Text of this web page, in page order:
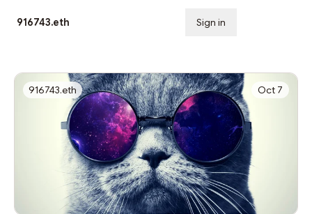
916743.eth Sign in
916743.eth Oct 7